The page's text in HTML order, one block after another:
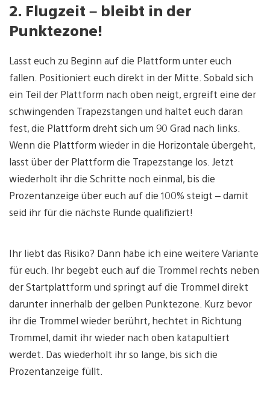
2. Flugzeit – bleibt in der
Punktezone!
Lasst euch zu Beginn auf die Plattform unter euch
fallen. Positioniert euch direkt in der Mitte. Sobald sich
ein Teil der Plattform nach oben neigt, ergreift eine der
schwingenden Trapezstangen und haltet euch daran
fest, die Plattform dreht sich um 90 Grad nach links.
Wenn die Plattform wieder in die Horizontale übergeht,
lasst über der Plattform die Trapezstange los. Jetzt
wiederholt ihr die Schritte noch einmal, bis die
Prozentanzeige über euch auf die 100% steigt – damit
seid ihr für die nächste Runde qualifiziert!
Ihr liebt das Risiko? Dann habe ich eine weitere Variante
für euch. Ihr begebt euch auf die Trommel rechts neben
der Startplattform und springt auf die Trommel direkt
darunter innerhalb der gelben Punktezone. Kurz bevor
ihr die Trommel wieder berührt, hechtet in Richtung
Trommel, damit ihr wieder nach oben katapultiert
werdet. Das wiederholt ihr so lange, bis sich die
Prozentanzeige füllt.